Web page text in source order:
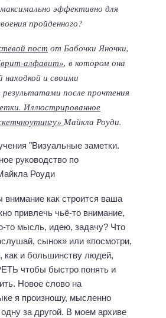
эффективно для
пройденного?
пост от Бабочки Яночки,
алфавит», в котором она
и своими
после прочтения
Иллюстрированное
Майкла Роуди.
как строится ваша
привлечь чьё-то внимание,
то мысль, идею, задачу? Что
сынок» или «посмотри,
как и большинству людей,
чтобы быстро понять и
Новое слово на
я произношу, мысленно
за другой. В моем архиве